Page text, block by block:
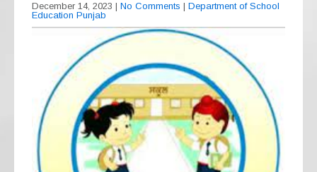
December 14, 2023 | No Comments | Department of School
Education Punjab